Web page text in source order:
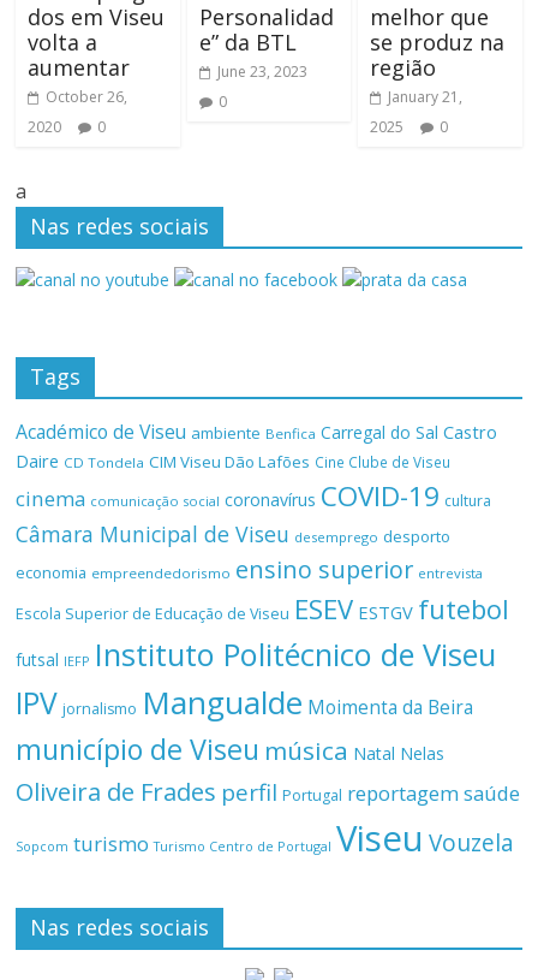
dos em Viseu
volta a
aumentar
October 26,
2020
0
Personalidad
e” da BTL
June 23, 2023
0
melhor que
se produz na
região
January 21,
2025
0
a
Nas redes sociais
Tags
Académico de Viseu ambiente Benfica Carregal do Sal Castro
Daire CD Tondela CIM Viseu Dão Lafões Cine Clube de Viseu
cinema comunicação social coronavírus COVID-19 cultura
Câmara Municipal de Viseu desemprego desporto
economia empreendedorismo ensino superior entrevista
Escola Superior de Educação de Viseu ESEV ESTGV futebol
futsal IEFP Instituto Politécnico de Viseu
IPV jornalismo Mangualde Moimenta da Beira
município de Viseu música Natal Nelas
Oliveira de Frades perfil Portugal reportagemsaúde
Sopcom turismo Turismo Centro de Portugal Viseu Vouzela
Nas redes sociais